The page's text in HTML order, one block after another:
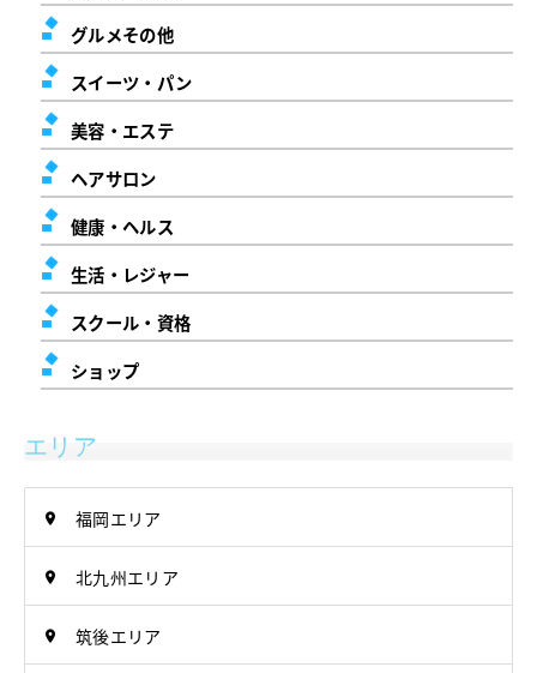
グルメその他
スイーツ・パン
美容・エステ
ヘアサロン
健康・ヘルス
生活・レジャー
スクール・資格
ショップ
エリア
福岡エリア
北九州エリア
筑後エリア